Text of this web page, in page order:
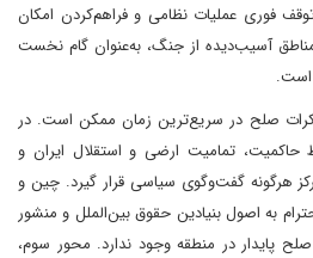
فوری عملیات نظامی و فراهم‌کردن امکان
آسیب‌دیده از جنگ، به‌عنوان گام نخست
است.
صلح در سریع‌ترین زمان ممکن است. در
تمامیت ارضی و استقلال ایران و
هرگونه گفت‌وگوی سیاسی قرار گیرد. چین و
به اصول بنیادین حقوق بین‌الملل و منشور
پایدار در منطقه وجود ندارد. محور سوم،